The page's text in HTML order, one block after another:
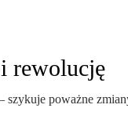
rewolucję
poważne